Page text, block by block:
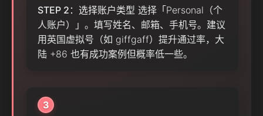
STEP 2：选择账户类型 选择「Personal（个
人账户）」。填写姓名、邮箱、手机号。建议
用英国虚拟号（如 giffgaff）提升通过率，大
陆 +86 也有成功案例但概率低一些。
3